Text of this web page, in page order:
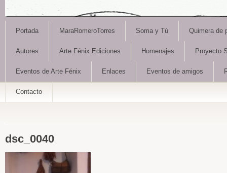
Portada MaraRomeroTorres Soma y Tú Quimera de
Autores Arte Fénix Ediciones Homenajes Proyecto
Eventos de Arte Fénix Enlaces Eventos de amigos
Contacto
dsc_0040